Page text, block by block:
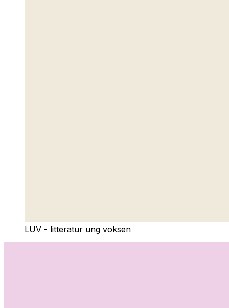
LUV - litteratur ung voksen